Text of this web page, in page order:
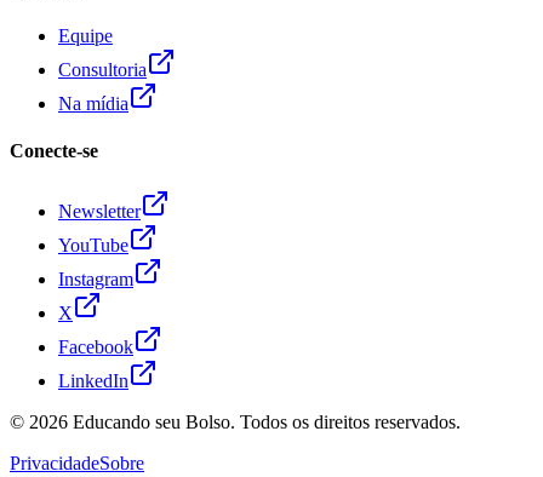
Equipe
Consultoria
Na mídia
Conecte-se
Newsletter
YouTube
Instagram
X
Facebook
LinkedIn
© 2026 Educando seu Bolso. Todos os direitos reservados.
PrivacidadeSobre